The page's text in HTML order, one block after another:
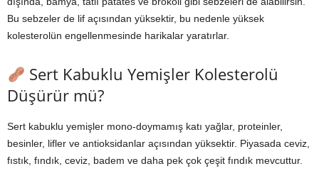
Bu sebzeler de lif açısından yüksektir, bu nedenle yüksek
kolesterolün engellenmesinde harikalar yaratırlar.
Sert Kabuklu Yemişler Kolesterolü
Düşürür mü?
Sert kabuklu yemişler mono-doymamış katı yağlar, proteinler,
besinler, lifler ve antioksidanlar açısından yüksektir. Piyasada ceviz,
fıstık, fındık, ceviz, badem ve daha pek çok çeşit fındık mevcuttur.